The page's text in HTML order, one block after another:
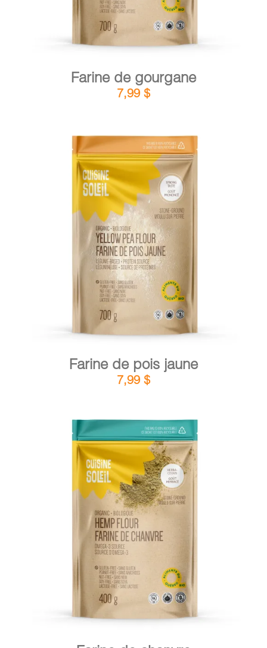
Farine de gourgane
7,99 $
AJOUTER AU PANIER / DÉTAILS
Farine de pois jaune
7,99 $
AJOUTER AU PANIER